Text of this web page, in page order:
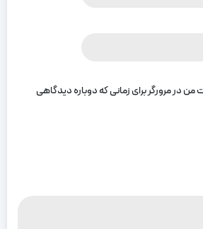
من در مرورگر برای زمانی که دوباره دیدگاهی